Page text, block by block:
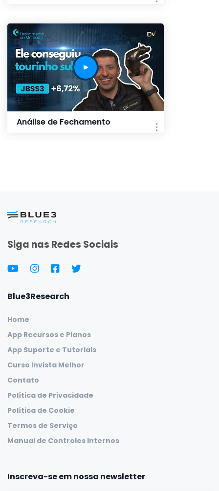
Análise de Fechamento
Siga nas Redes Sociais
Blue3Research
Home
App Recursos e Planos
App Suporte e Tutoriais
Curso Invista Melhor
Contato
Política de Privacidade
Política de Cookie
Termos de Serviço
Manual de Controles Internos
Inscreva-se em nossa newsletter